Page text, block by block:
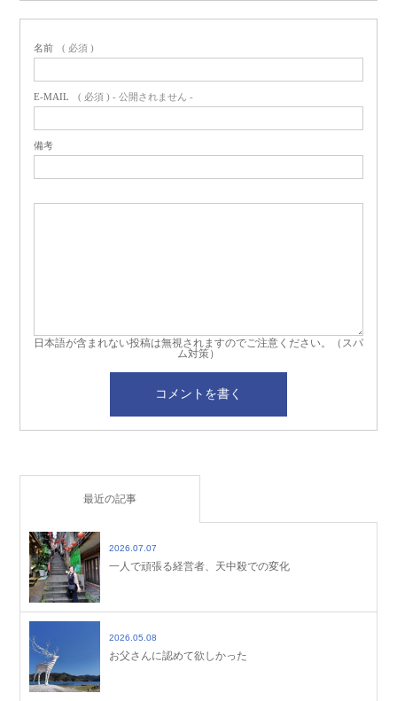
名前 ( 必須 )
E-MAIL ( 必須 ) - 公開されません -
備考
日本語が含まれない投稿は無視されますのでご注意ください。（スパ
ム対策）
最近の記事
2026.07.07
一人で頑張る経営者、天中殺での変化
2026.05.08
お父さんに認めて欲しかった